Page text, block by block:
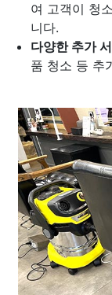
여 고객이 청
니다.
다양한 추가
품 청소 등 추